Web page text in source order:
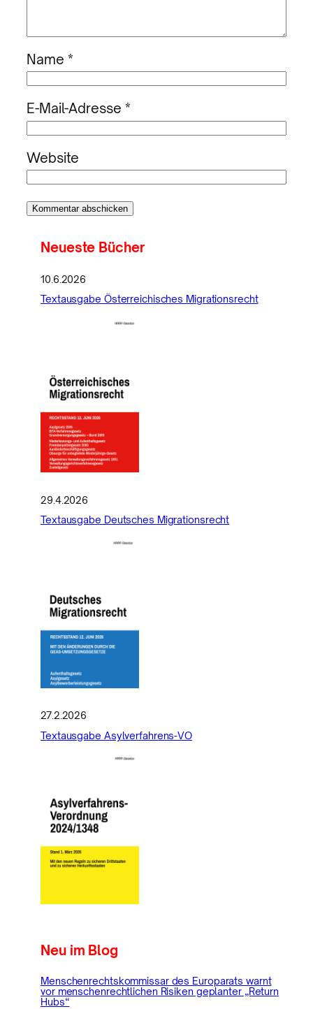
Name *
E-Mail-Adresse *
Website
Neueste Bücher
10.6.2026
Textausgabe Österreichisches Migrationsrecht
29.4.2026
Textausgabe Deutsches Migrationsrecht
27.2.2026
Textausgabe Asylverfahrens-VO
Neu im Blog
Menschenrechtskommissar des Europarats warnt
vor menschenrechtlichen Risiken geplanter „Return
Hubs“